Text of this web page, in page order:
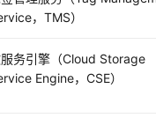
，TMS）
务引擎（Cloud Storage
Engine，CSE）